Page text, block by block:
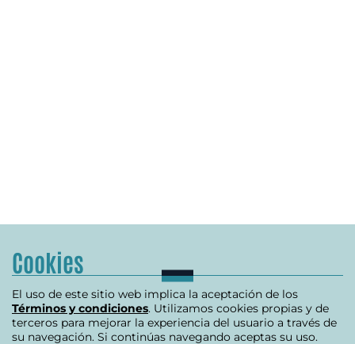
Cookies
El uso de este sitio web implica la aceptación de los
Términos y condiciones. Utilizamos cookies propias y de
terceros para mejorar la experiencia del usuario a través de
su navegación. Si continúas navegando aceptas su uso.